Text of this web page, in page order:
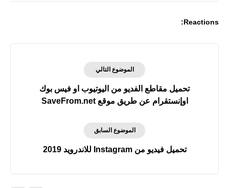
Reactions:
الموضوع التالي
تحميل مقاطع الفديو من اليوتيوب او فيس بوك
اوإنستقرام عن طريق موقع SaveFrom.net
الموضوع السابق
تحميل فيديو من Instagram للاندرويد 2019